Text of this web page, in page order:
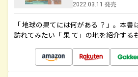
2022.03.11 発売
「 地球の果てには何がある ？」。本
訪れてみたい「 果 て」の地を紹介する